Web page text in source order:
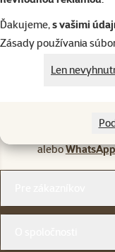
Ďakujeme,s vašimi
Zásady používania
Len
Napíšte nám
aleboWhatsApp